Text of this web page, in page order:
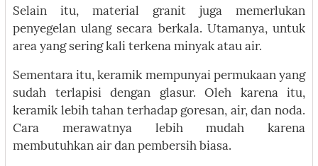
Selain itu, material granit juga memerlukan
penyegelan ulang secara berkala. Utamanya, untuk
area yang sering kali terkena minyak atau air.
Sementara itu, keramik mempunyai permukaan yang
sudah terlapisi dengan glasur. Oleh karena itu,
keramik lebih tahan terhadap goresan, air, dan noda.
Cara merawatnya lebih mudah karena
membutuhkan air dan pembersih biasa.